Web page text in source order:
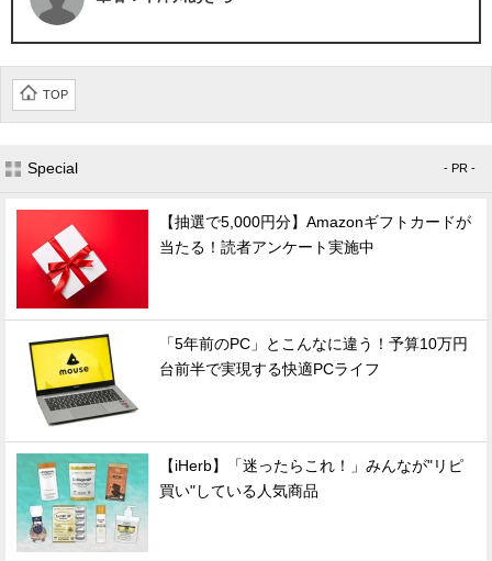
TOP
Special - PR -
【抽選で5,000円分】Amazonギフトカードが
当たる！読者アンケート実施中
「5年前のPC」とこんなに違う！予算10万円
台前半で実現する快適PCライフ
【iHerb】「迷ったらこれ！」みんなが"リピ
買い"している人気商品